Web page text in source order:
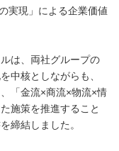
実現」による企業価値
は、両社グループの
中核としながらも、
「金流×商流×物流×情
施策を推進すること
締結しました。